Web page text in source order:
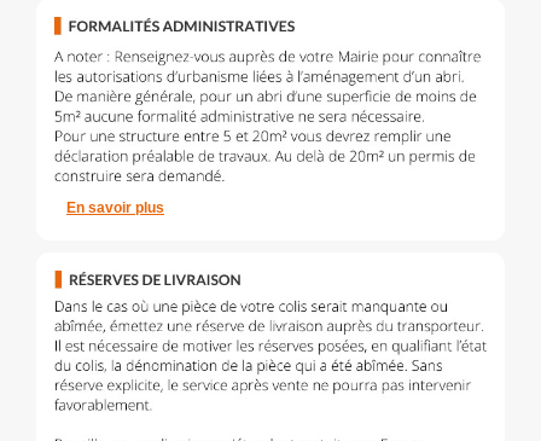
En savoir plus